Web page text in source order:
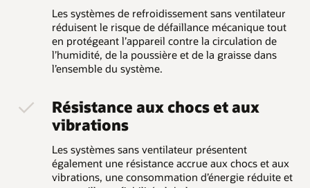
Les systèmes de refroidissement sans ventilateur
réduisent le risque de défaillance mécanique tout
en protégeant l’appareil contre la circulation de
l’humidité, de la poussière et de la graisse dans
l’ensemble du système.
Résistance aux chocs et aux
vibrations
Les systèmes sans ventilateur présentent
également une résistance accrue aux chocs et aux
vibrations, une consommation d’énergie réduite et